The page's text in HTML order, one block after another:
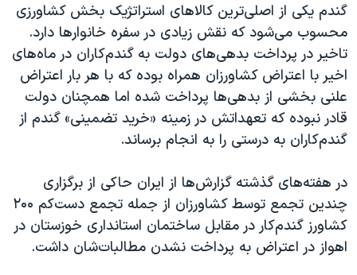
گندم یکی از اصلی‌ترین کالاهای استراتژیک بخش کشاورزی
محسوب می‌شود که نقش زیادی در سفره خانوارها دارد.
تاخیر در پرداخت بدهی‌های دولت به گندم‌کاران در ماه‌های
اخیر با اعتراض کشاورزان همراه بوده که با هر بار اعتراض
علنی بخشی از بدهی‌ها پرداخت شده اما همچنان دولت
قادر نبوده که تعهداتش در زمینه «خرید تضمینی» گندم از
گندم‌کاران به درستی را به انجام برساند.
در هفته‌های گذشته گزارش‌ها از ایران حاکی از برگزاری
چندین تجمع توسط کشاورزان از جمله تجمع دست‌کم ۲۰۰
کشاورز گندم‌کار در مقابل ساختمان استانداری خوزستان در
اهواز در اعتراض به پرداخت نشدن مطالبات‌شان داشت.